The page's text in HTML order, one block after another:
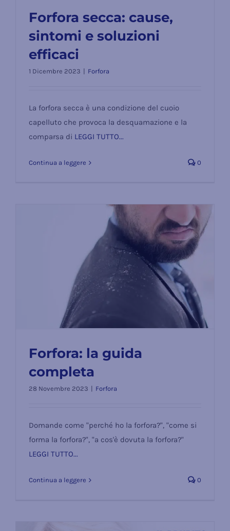
Forfora secca: cause, sintomi e
Forfora secca: cause,
sintomi e soluzioni
efficaci
1 Dicembre 2023 Forfora
La forfora secca è una condizione del cuoio
capelluto che provoca la desquamazione e la
comparsa di LEGGI TUTTO...
Continua a leggere 0
Forfora: la guida
completa
28 Novembre 2023 Forfora
Domande come "perché ho la forfora?", "come si
forma la forfora?", "a cos'è dovuta la forfora?"
LEGGI TUTTO...
Continua a leggere 0